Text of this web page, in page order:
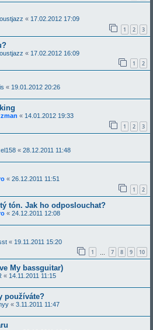
« 17.02.2012 17:09
1 2 3
« 17.02.2012 16:09
1 2
« 19.01.2012 20:26
« 14.01.2012 19:33
1 2 3
« 28.12.2011 11:48
« 26.12.2011 11:51
1 2
tón. Jak ho odposlouchat?
« 24.12.2011 12:08
« 19.11.2011 15:20
1 7 8 9 10
My bassguitar)
« 14.11.2011 11:15
používáte?
« 3.11.2011 11:47